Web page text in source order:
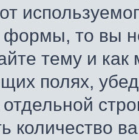
формы, то вы
тему и
полях,
количество